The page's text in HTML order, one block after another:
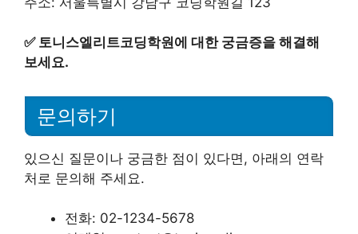
✅ 토니스엘리트코딩학원에 대한 궁금증을 해결해
보세요.
문의하기
있으신 질문이나 궁금한 점이 있다면, 아래의 연락
처로 문의해 주세요.
전화: 02-1234-5678